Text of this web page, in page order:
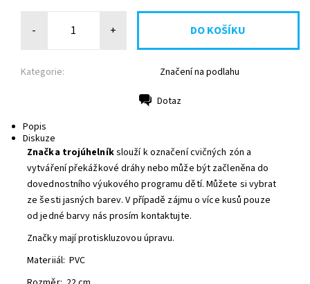
- +
Kategorie: Značení na podlahu
Dotaz
Popis
Diskuze
Značka trojúhelníkslouží k označení cvičných zón a
vytváření překážkové dráhy nebo může být začleněna do
dovednostního výukového programu dětí. Můžete si vybrat
ze šesti jasných barev. V případě zájmu o více kusů pouze
od jedné barvy nás prosím kontaktujte.
Značky mají protiskluzovou úpravu.
Materiiál: PVC